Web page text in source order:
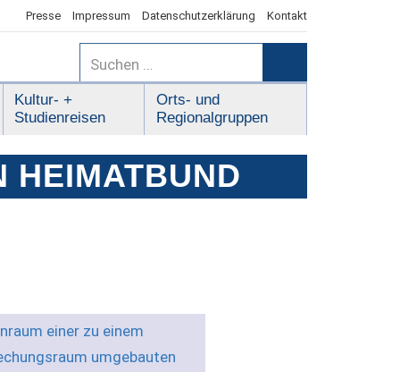
Presse Impressum Datenschutzerklärung Kontakt
Suchen
nach:
Kultur- +
Studienreisen
Orts- und
Regionalgruppen
HEIMATBUND